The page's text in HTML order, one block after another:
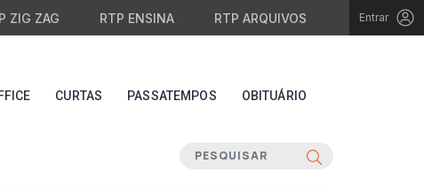
ZIG ZAG RTP ENSINA RTP ARQUIVOS Entrar
CURTAS PASSATEMPOS OBITUÁRIO